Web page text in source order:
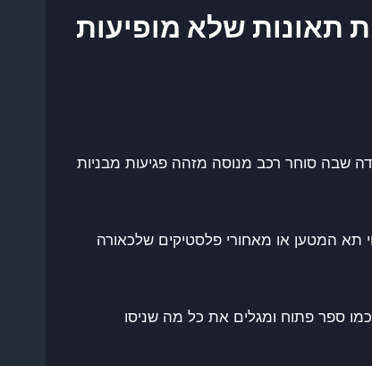
תאונות שלא מופיעות
שבה סוחר רכב מנוסה מזהה פגיעות מבניות
המטען או מאחורי פלסטיקים שלכאורה
ספר פתוח ומגלים את כל מה שניסו